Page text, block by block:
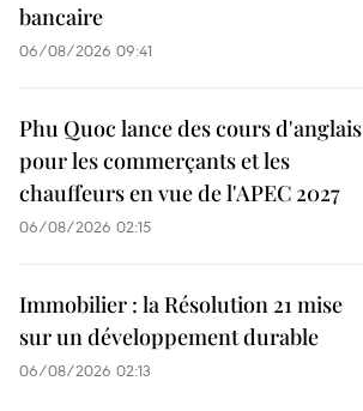
bancaire
06/08/2026 09:41
Phu Quoc lance des cours d'anglais
pour les commerçants et les
chauffeurs en vue de l'APEC 2027
06/08/2026 02:15
Immobilier : la Résolution 21 mise
sur un développement durable
06/08/2026 02:13